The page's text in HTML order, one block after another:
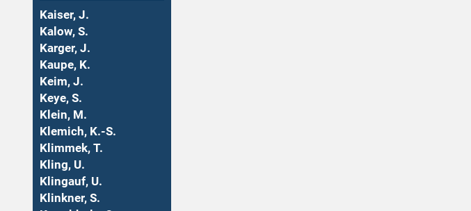
Kaiser, J.
Kalow, S.
Karger, J.
Kaupe, K.
Keim, J.
Keye, S.
Klein, M.
Klemich, K.-S.
Klimmek, T.
Kling, U.
Klingauf, U.
Klinkner, S.